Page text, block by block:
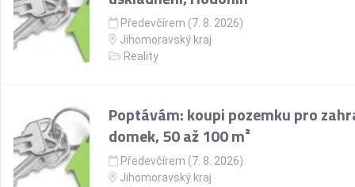
Předevčírem (7. 8. 2026)
Jihomoravský kraj
Reality
Poptávám: koupi pozemku pro
domek, 50 až 100 m²
Předevčírem (7. 8. 2026)
Jihomoravský kraj